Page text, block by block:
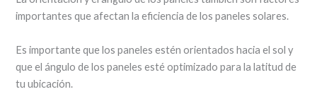
importantes que afectan la eficiencia de los paneles solares.
Es importante que los paneles estén orientados hacia el sol y
que el ángulo de los paneles esté optimizado para la latitud de
tu ubicación.